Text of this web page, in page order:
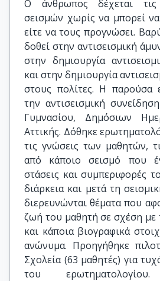
Ο άνθρωπος δέχεται
σεισμών χωρίς να μπορεί
είτε να τους προγνώσει.
δοθεί στην αντισεισμική
στην δημιουργία
και στην δημιουργία
στους πολίτες. Η παρούσα
την αντισεισμική
Γυμνασίου, Δημόσιων
Αττικής. Δόθηκε
τις γνώσεις των μαθητών,
από κάποιο σεισμό που
στάσεις και συμπεριφορές
διάρκεια και μετά τη
διερευνώνται θέματα που
ζωή του μαθητή σε σχέση με
και κάποια βιογραφικά
ανώνυμα. Προηγήθηκε
Σχολεία (63 μαθητές) για
του